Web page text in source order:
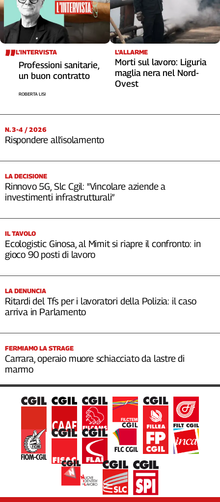
Archivio
Storico
1955-
2014
Cerca
La
Newsletter
Social
L’INTERVISTA
Professioni sanitarie,
un buon contratto
ROBERTA LISI
L’ALLARME
Morti sul lavoro: Liguria
maglia nera nel Nord-
Ovest
N. 3-4 / 2026
Rispondere all’isolamento
LA DECISIONE
Rinnovo 5G, Slc Cgil: "Vincolare aziende a
investimenti infrastrutturali”
IL TAVOLO
Ecologistic Ginosa, al Mimit si riapre il confronto: in
gioco 90 posti di lavoro
LA DENUNCIA
Ritardi del Tfs per i lavoratori della Polizia: il caso
arriva in Parlamento
FERMIAMO LA STRAGE
Carrara, operaio muore schiacciato da lastre di
marmo